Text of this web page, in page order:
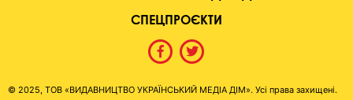
СПЕЦПРОЄКТИ
© 2025, ТОВ «ВИДАВНИЦТВО УКРАЇНСЬКИЙ МЕДІА ДІМ». Усі права захищені.